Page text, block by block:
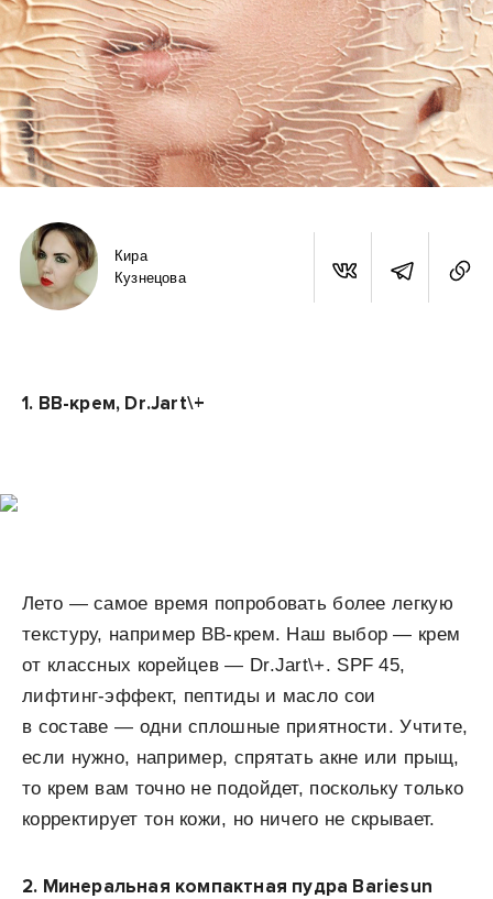
Кира
Кузнецова
1. BB-крем, Dr.Jart\+
Лето — самое время попробовать более легкую
текстуру, например BB-крем. Наш выбор — крем
от классных корейцев — Dr.Jart\+. SPF 45,
лифтинг-эффект, пептиды и масло сои
в составе — одни сплошные приятности. Учтите,
если нужно, например, спрятать акне или прыщ,
то крем вам точно не подойдет, поскольку только
корректирует тон кожи, но ничего не скрывает.
2. Минеральная компактная пудра Bariesun